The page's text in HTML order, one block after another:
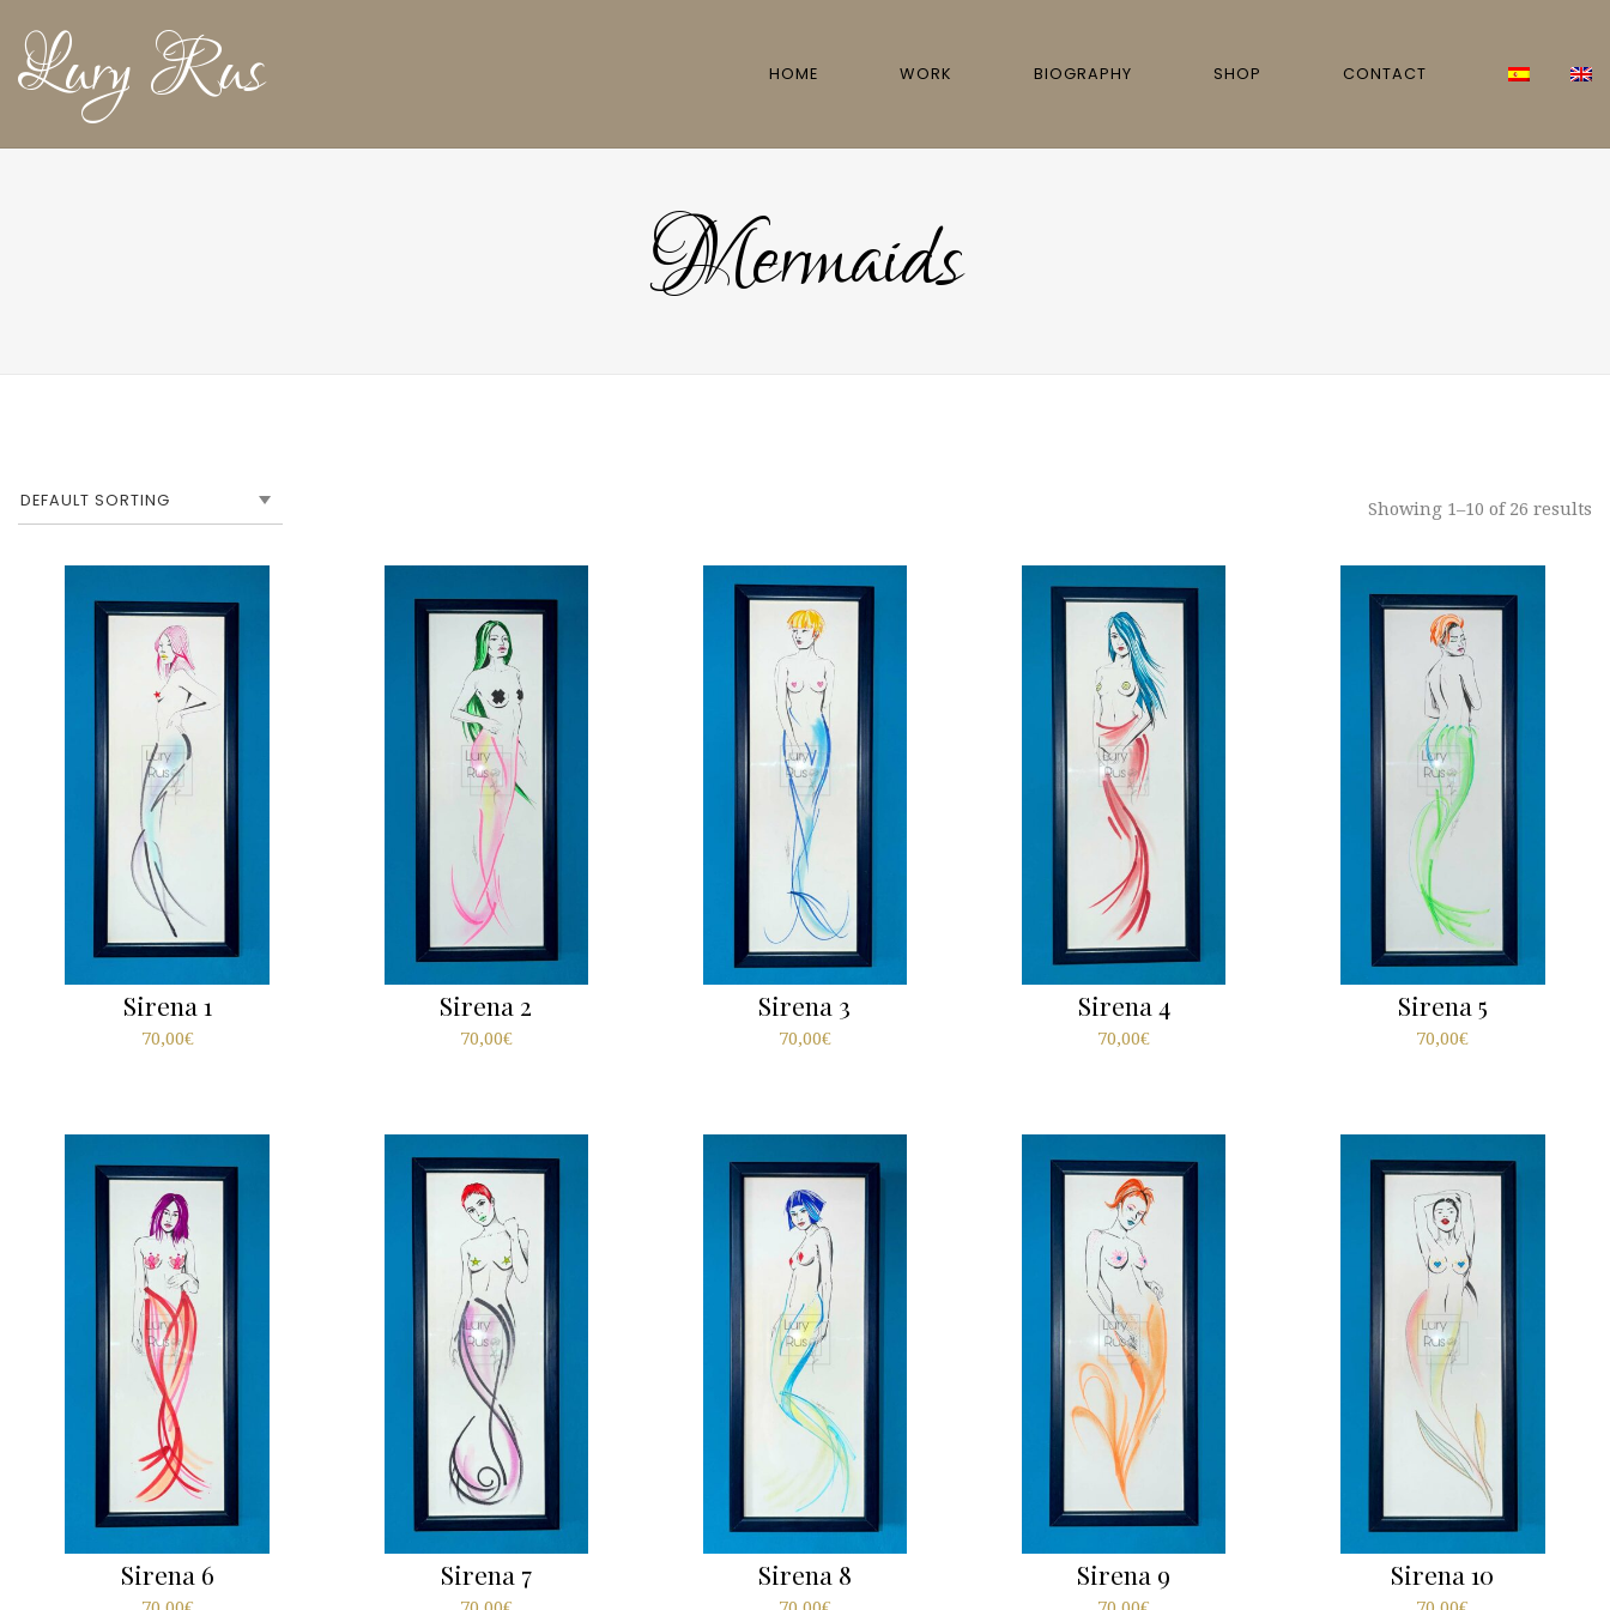
Lury Rus HOME WORK BIOGRAPHY SHOP CONTACT
Mermaids
Showing 1–10 of 26 results
Sirena 1
70,00€
Sirena 2
70,00€
Sirena 3
70,00€
Sirena 4
70,00€
Sirena 5
70,00€
Sirena 6 Sirena 7 Sirena 8 Sirena 9 Sirena 10